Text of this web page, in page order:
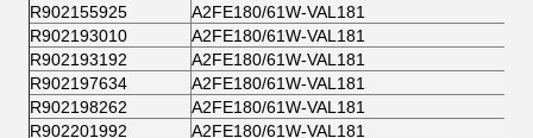
R902155925
A2FE180/61W-VAL181
R902193010
A2FE180/61W-VAL181
R902193192
A2FE180/61W-VAL181
R902197634
A2FE180/61W-VAL181
R902198262
A2FE180/61W-VAL181
R902201992
A2FE180/61W-VAL181